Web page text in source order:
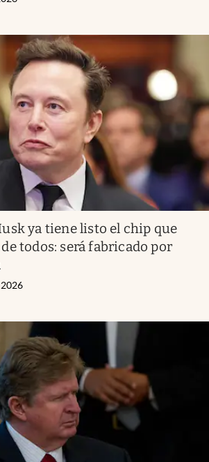
ya tiene listo el chip que
todos: será fabricado por